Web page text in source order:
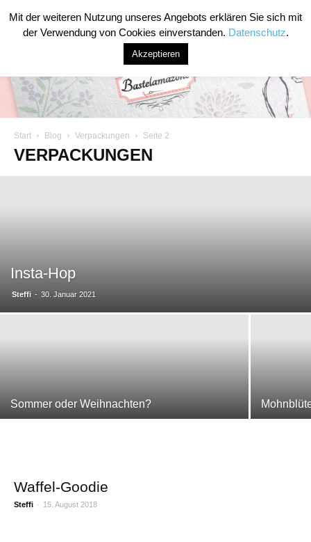
Start Blog Verpackungen Seite 2
VERPACKUNGEN
Insta-Hop
Steffi - 30. Januar 2021
Sommer oder Weihnachten?
Waffel-Goodie
Steffi - 15. August 2018
Mit der weiteren Nutzung unseres Angebots erklären Sie sich mit
der Verwendung von Cookies einverstanden. Datenschutz.
Akzeptieren